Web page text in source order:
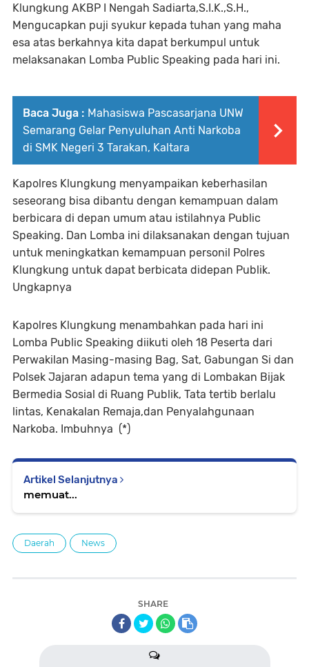
Klungkung AKBP I Nengah Sadiarta,S.I.K.,S.H.,
Mengucapkan puji syukur kepada tuhan yang maha
esa atas berkahnya kita dapat berkumpul untuk
melaksanakan Lomba Public Speaking pada hari ini.
Baca Juga : Mahasiswa Pascasarjana UNW
Semarang Gelar Penyuluhan Anti Narkoba
di SMK Negeri 3 Tarakan, Kaltara
Kapolres Klungkung menyampaikan keberhasilan
seseorang bisa dibantu dengan kemampuan dalam
berbicara di depan umum atau istilahnya Public
Speaking. Dan Lomba ini dilaksanakan dengan tujuan
untuk meningkatkan kemampuan personil Polres
Klungkung untuk dapat berbicata didepan Publik.
Ungkapnya
Kapolres Klungkung menambahkan pada hari ini
Lomba Public Speaking diikuti oleh 18 Peserta dari
Perwakilan Masing-masing Bag, Sat, Gabungan Si dan
Polsek Jajaran adapun tema yang di Lombakan Bijak
Bermedia Sosial di Ruang Publik, Tata tertib berlalu
lintas, Kenakalan Remaja,dan Penyalahgunaan
Narkoba. Imbuhnya (*)
Artikel Selanjutnya
memuat...
Daerah News
SHARE